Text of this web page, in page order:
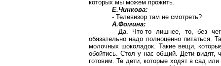
которых мы можем прожить.
Е.Чинкова:
- Телевизор там не смотреть?
А.Фомина:
- Да. Что-то лишнее, то, без
обязательно надо полноценно питаться.
молочных шоколадок. Такие вещи,
обойтись. Стол у нас общий. Дети
готовим. Те дети, которые ходят в сад